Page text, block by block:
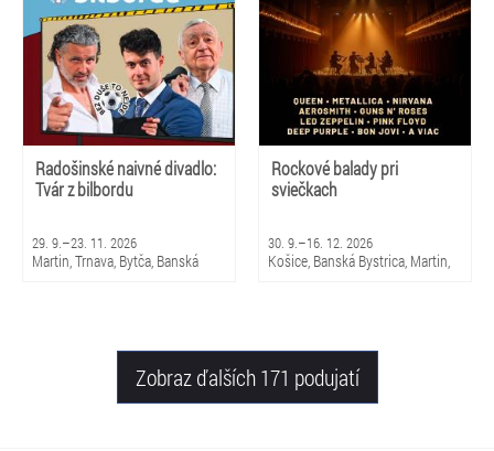
Radošinské naivné divadlo:
Tvár z bilbordu
29. 9.–23. 11. 2026
Martin, Trnava, Bytča, Banská
Rockové balady pri
sviečkach
30. 9.–16. 12. 2026
Košice, Banská Bystrica, Martin,
Žilina
Zobraz ďalších 171 podujatí